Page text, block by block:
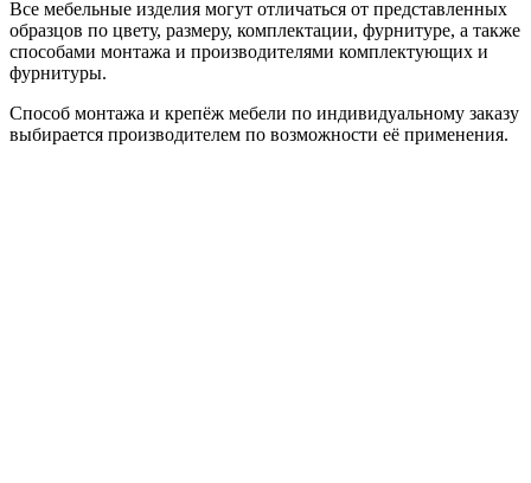
Все мебельные изделия могут отличаться от представленных
образцов по цвету, размеру, комплектации, фурнитуре, а также
способами монтажа и производителями комплектующих и
фурнитуры.
Способ монтажа и крепёж мебели по индивидуальному заказу
выбирается производителем по возможности её применения.